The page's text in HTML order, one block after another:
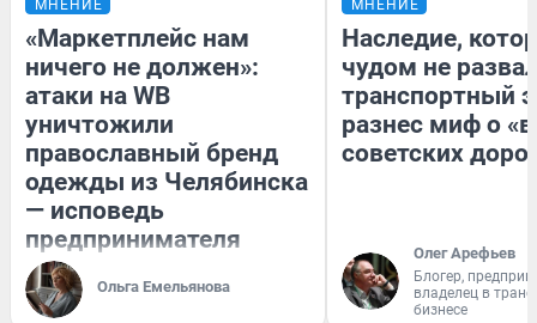
МНЕНИЕ
«Маркетплейс нам
ничего не должен»:
атаки на WB
уничтожили
православный бренд
одежды из Челябинска
— исповедь
предпринимателя
Ольга Емельянова
МНЕНИЕ
Наследие,
чудом не
транспортный
разнес миф о
советских
Олег Арефьев
Блогер,
владелец в
бизнесе